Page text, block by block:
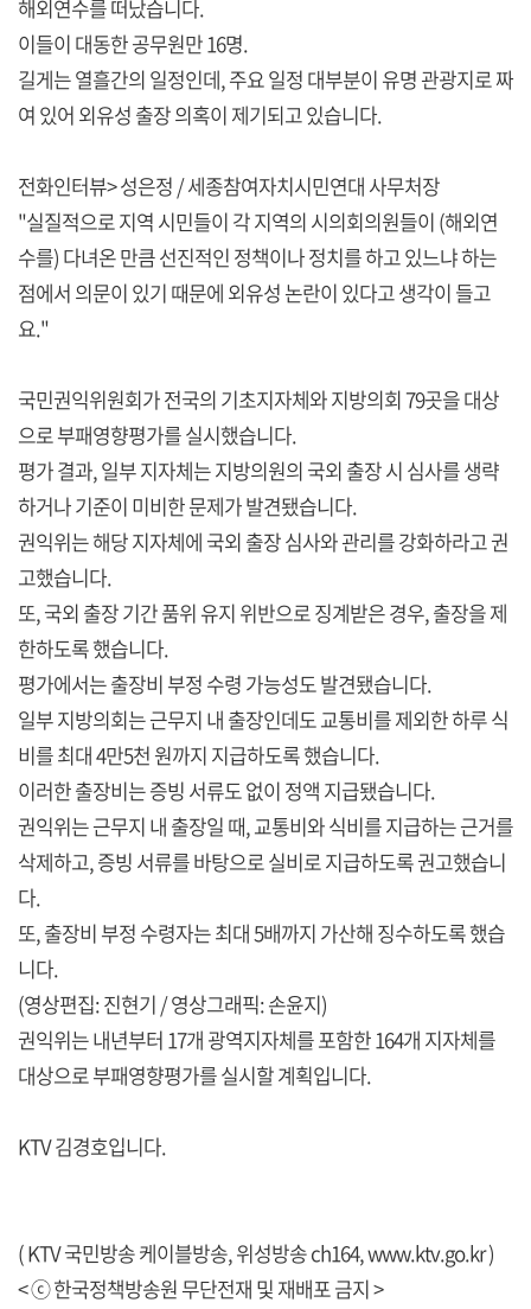
해외연수를 떠났습니다.
이들이 대동한 공무원만 16명.
길게는 열흘간의 일정인데, 주요 일정 대부분이 유명 관광지로 짜
여 있어 외유성 출장 의혹이 제기되고 있습니다.
전화인터뷰> 성은정 / 세종참여자치시민연대 사무처장
"실질적으로 지역 시민들이 각 지역의 시의회의원들이 (해외연
수를) 다녀온 만큼 선진적인 정책이나 정치를 하고 있느냐 하는
점에서 의문이 있기 때문에 외유성 논란이 있다고 생각이 들고
요."
국민권익위원회가 전국의 기초지자체와 지방의회 79곳을 대상
으로 부패영향평가를 실시했습니다.
평가 결과, 일부 지자체는 지방의원의 국외 출장 시 심사를 생략
하거나 기준이 미비한 문제가 발견됐습니다.
권익위는 해당 지자체에 국외 출장 심사와 관리를 강화하라고 권
고했습니다.
또, 국외 출장 기간 품위 유지 위반으로 징계받은 경우, 출장을 제
한하도록 했습니다.
평가에서는 출장비 부정 수령 가능성도 발견됐습니다.
일부 지방의회는 근무지 내 출장인데도 교통비를 제외한 하루 식
비를 최대 4만5천 원까지 지급하도록 했습니다.
이러한 출장비는 증빙 서류도 없이 정액 지급됐습니다.
권익위는 근무지 내 출장일 때, 교통비와 식비를 지급하는 근거를
삭제하고, 증빙 서류를 바탕으로 실비로 지급하도록 권고했습니
다.
또, 출장비 부정 수령자는 최대 5배까지 가산해 징수하도록 했습
니다.
(영상편집: 진현기 / 영상그래픽: 손윤지)
권익위는 내년부터 17개 광역지자체를 포함한 164개 지자체를
대상으로 부패영향평가를 실시할 계획입니다.
KTV 김경호입니다.
( KTV 국민방송 케이블방송, 위성방송 ch164,www.ktv.go.kr)
< ⓒ 한국정책방송원 무단전재 및 재배포 금지 >